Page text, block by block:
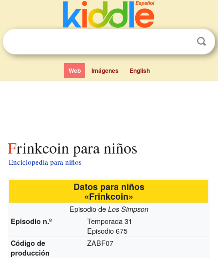
Web Imágenes English
Frinkcoin para niños
Enciclopedia para niños
Datos para niños
«Frinkcoin»
Episodio de Los Simpson
Episodio n.º
Temporada 31
Episodio 675
Código de
producción
ZABF07